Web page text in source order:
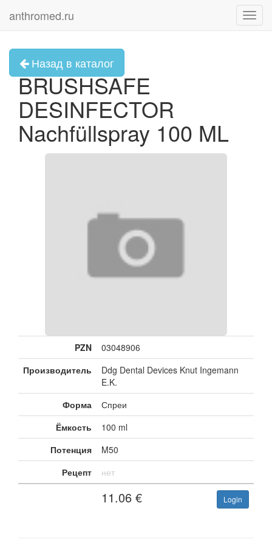
anthromed.ru
Назад в каталог
BRUSHSAFE
DESINFECTOR
Nachfüllspray 100 ML
PZN
03048906
Производитель
Ddg Dental Devices Knut Ingemann
E.K.
Форма
Спреи
Ёмкость
100 ml
Потенция
M50
Рецепт
нет
11.06 € Login